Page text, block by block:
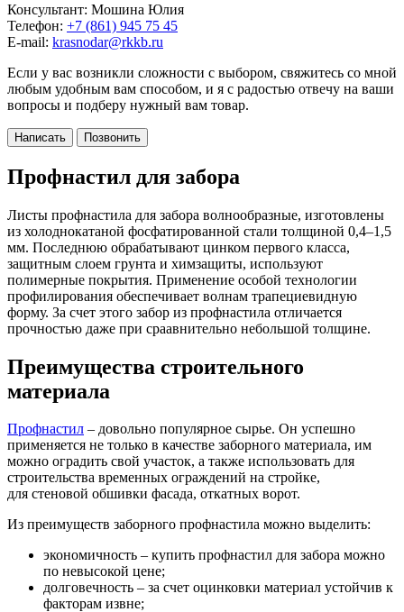
Консультант: Мошина Юлия
Телефон: +7 (861) 945 75 45
E-mail: krasnodar@rkkb.ru
Если у вас возникли сложности с выбором, свяжитесь со мной
любым удобным вам способом, и я с радостью отвечу на ваши
вопросы и подберу нужный вам товар.
Написать Позвонить
Профнастил для забора
Листы профнастила для забора волнообразные, изготовлены
из холоднокатаной фосфатированной стали толщиной 0,4–1,5
мм. Последнюю обрабатывают цинком первого класса,
защитным слоем грунта и химзащиты, используют
полимерные покрытия. Применение особой технологии
профилирования обеспечивает волнам трапециевидную
форму. За счет этого забор из профнастила отличается
прочностью даже при сраавнительно небольшой толщине.
Преимущества строительного
материала
Профнастил – довольно популярное сырье. Он успешно
применяется не только в качестве заборного материала, им
можно оградить свой участок, а также использовать для
строительства временных ограждений на стройке,
для стеновой обшивки фасада, откатных ворот.
Из преимуществ заборного профнастила можно выделить:
экономичность – купить профнастил для забора можно
по невысокой цене;
долговечность – за счет оцинковки материал устойчив к
факторам извне;